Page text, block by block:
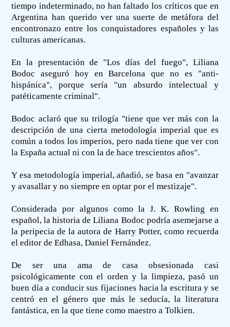
tiempo indeterminado, no han faltado los críticos que en
Argentina han querido ver una suerte de metáfora del
encontronazo entre los conquistadores españoles y las
culturas americanas.
En la presentación de "Los días del fuego", Liliana
Bodoc aseguró hoy en Barcelona que no es "anti-
hispánica", porque sería "un absurdo intelectual y
patéticamente criminal".
Bodoc aclaró que su trilogía "tiene que ver más con la
descripción de una cierta metodología imperial que es
común a todos los imperios, pero nada tiene que ver con
la España actual ni con la de hace trescientos años".
Y esa metodología imperial, añadió, se basa en "avanzar
y avasallar y no siempre en optar por el mestizaje".
Considerada por algunos como la J. K. Rowling en
español, la historia de Liliana Bodoc podría asemejarse a
la peripecia de la autora de Harry Potter, como recuerda
el editor de Edhasa, Daniel Fernández.
De ser una ama de casa obsesionada casi
psicológicamente con el orden y la limpieza, pasó un
buen día a conducir sus fijaciones hacia la escritura y se
centró en el género que más le seducía, la literatura
fantástica, en la que tiene como maestro a Tolkien.